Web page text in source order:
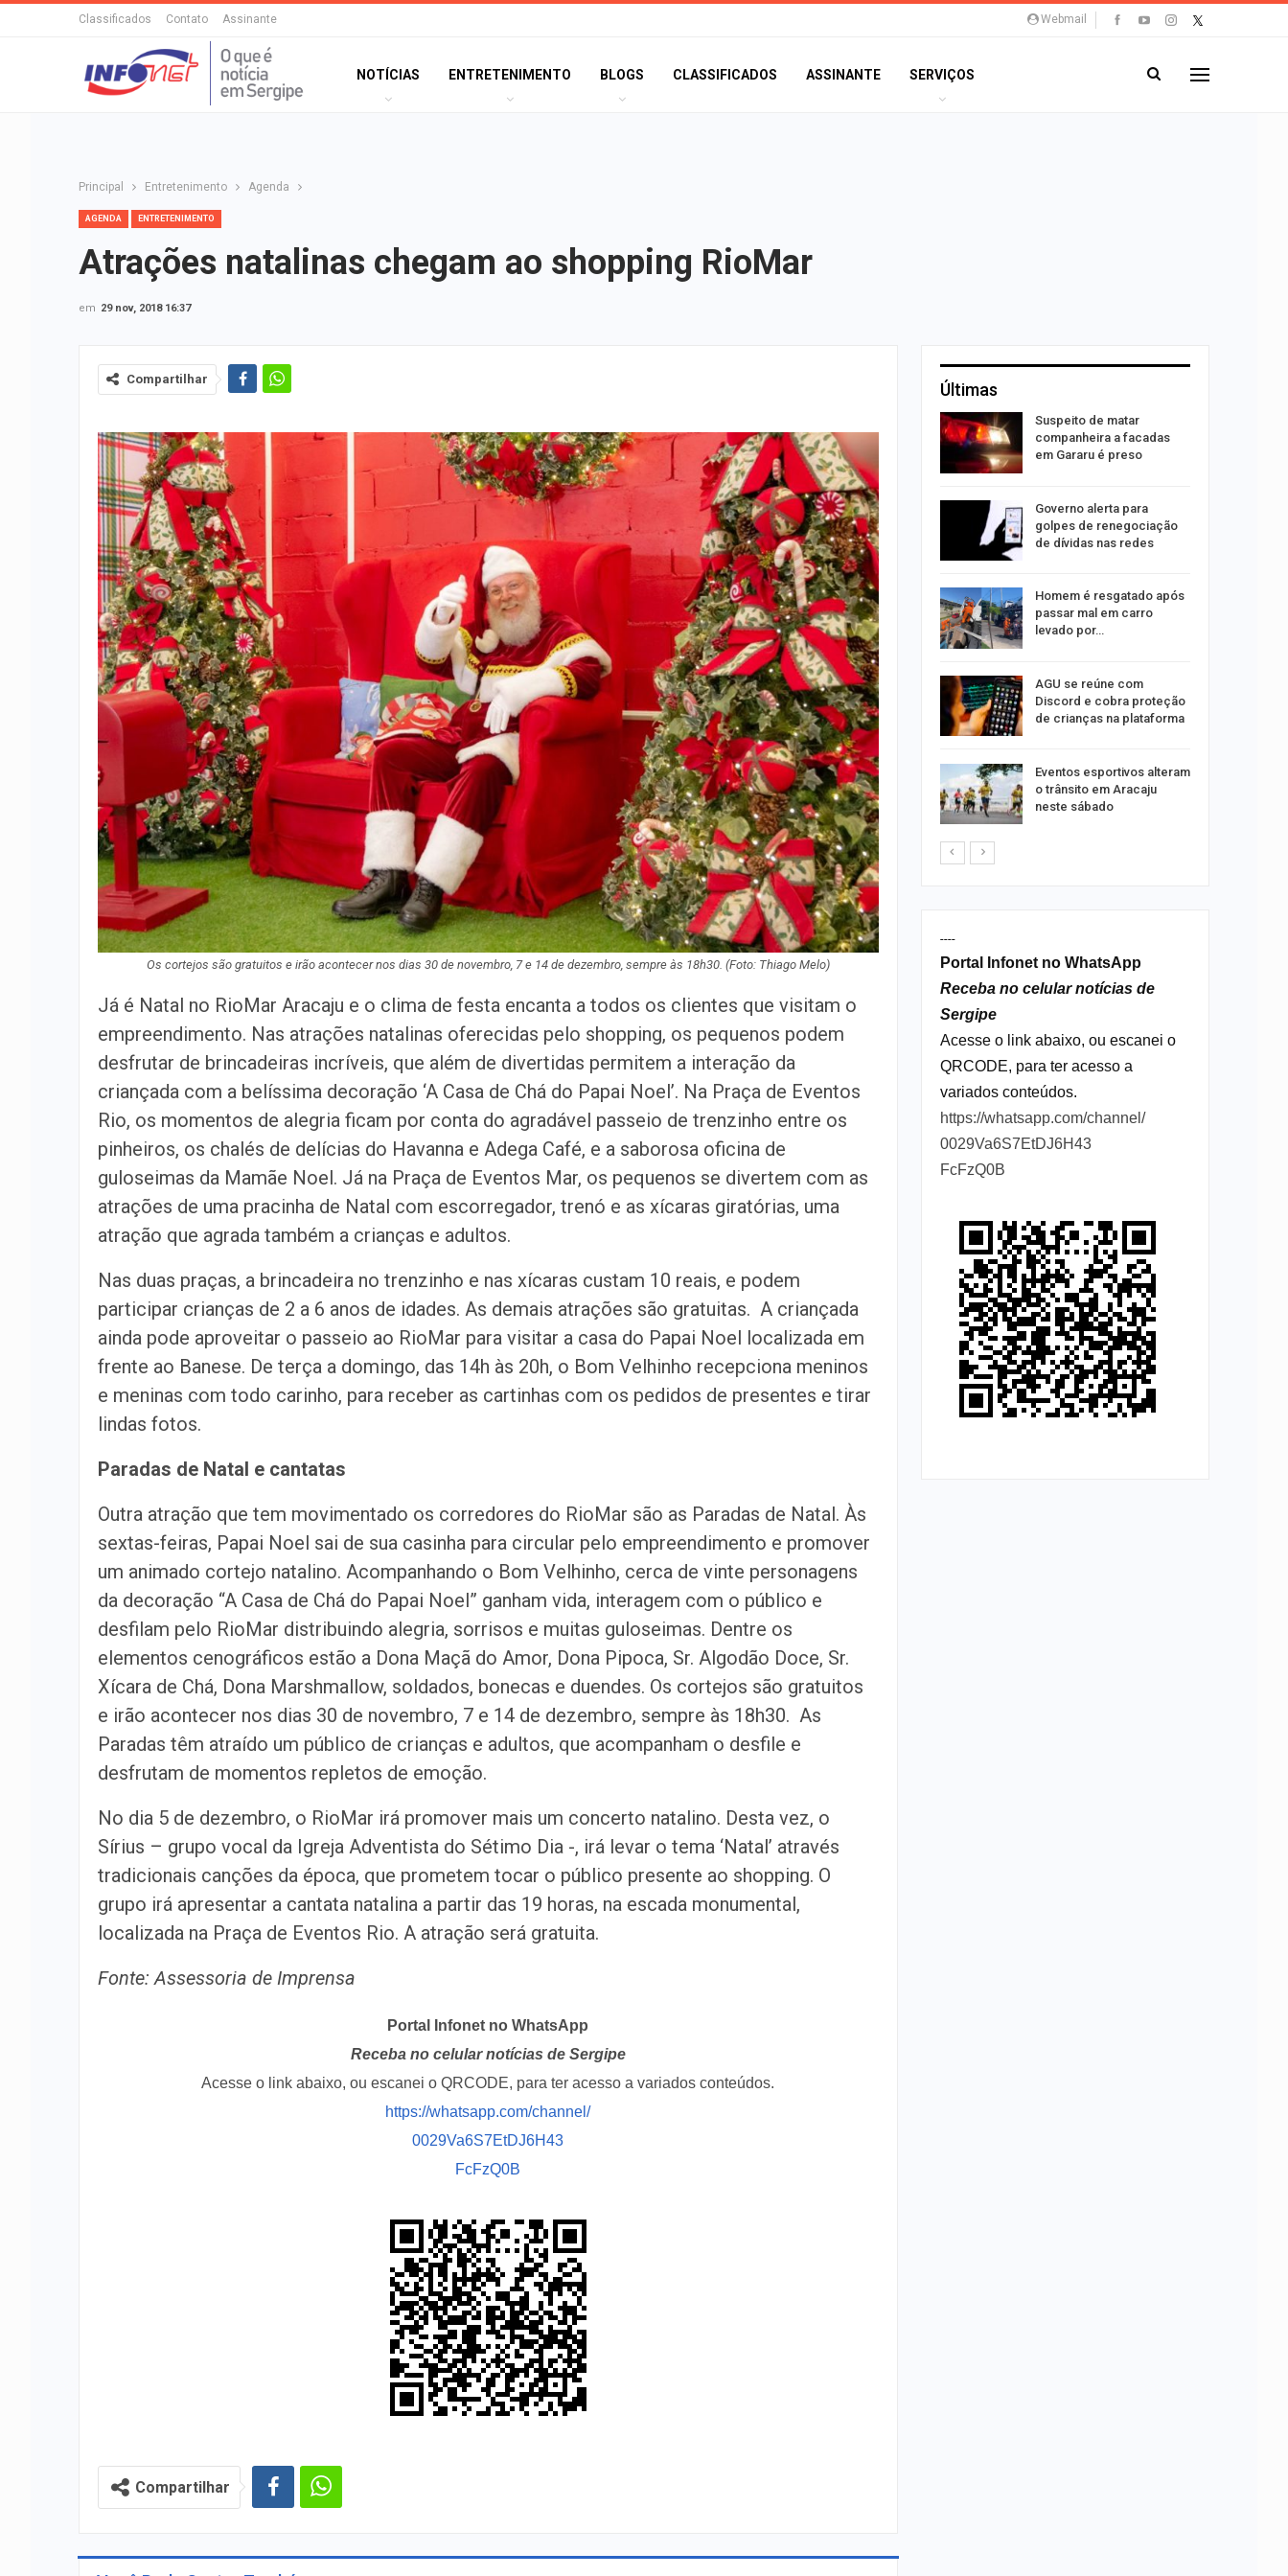
Webmail
Classificados Contato Assinante
NOTÍCIAS ENTRETENIMENTO BLOGS CLASSIFICADOS ASSINANTE SERVIÇOS
Principal Entretenimento Agenda
AGENDA ENTRETENIMENTO
Atrações natalinas chegam ao shopping RioMar
em 29 nov, 2018 16:37
Compartilhar
Os cortejos são gratuitos e irão acontecer nos dias 30 de novembro, 7 e 14 de dezembro, sempre às 18h30. (Foto: Thiago Melo)
Já é Natal no RioMar Aracaju e o clima de festa encanta a todos os clientes que visitam o
empreendimento. Nas atrações natalinas oferecidas pelo shopping, os pequenos podem
desfrutar de brincadeiras incríveis, que além de divertidas permitem a interação da
criançada com a belíssima decoração ‘A Casa de Chá do Papai Noel’. Na Praça de Eventos
Rio, os momentos de alegria ficam por conta do agradável passeio de trenzinho entre os
pinheiros, os chalés de delícias do Havanna e Adega Café, e a saborosa oficina de
guloseimas da Mamãe Noel. Já na Praça de Eventos Mar, os pequenos se divertem com as
atrações de uma pracinha de Natal com escorregador, trenó e as xícaras giratórias, uma
atração que agrada também a crianças e adultos.
Nas duas praças, a brincadeira no trenzinho e nas xícaras custam 10 reais, e podem
participar crianças de 2 a 6 anos de idades. As demais atrações são gratuitas. A criançada
ainda pode aproveitar o passeio ao RioMar para visitar a casa do Papai Noel localizada em
frente ao Banese. De terça a domingo, das 14h às 20h, o Bom Velhinho recepciona meninos
e meninas com todo carinho, para receber as cartinhas com os pedidos de presentes e tirar
lindas fotos.
Paradas de Natal e cantatas
Outra atração que tem movimentado os corredores do RioMar são as Paradas de Natal. Às
sextas-feiras, Papai Noel sai de sua casinha para circular pelo empreendimento e promover
um animado cortejo natalino. Acompanhando o Bom Velhinho, cerca de vinte personagens
da decoração “A Casa de Chá do Papai Noel” ganham vida, interagem com o público e
desfilam pelo RioMar distribuindo alegria, sorrisos e muitas guloseimas. Dentre os
elementos cenográficos estão a Dona Maçã do Amor, Dona Pipoca, Sr. Algodão Doce, Sr.
Xícara de Chá, Dona Marshmallow, soldados, bonecas e duendes. Os cortejos são gratuitos
e irão acontecer nos dias 30 de novembro, 7 e 14 de dezembro, sempre às 18h30. As
Paradas têm atraído um público de crianças e adultos, que acompanham o desfile e
desfrutam de momentos repletos de emoção.
No dia 5 de dezembro, o RioMar irá promover mais um concerto natalino. Desta vez, o
Sírius – grupo vocal da Igreja Adventista do Sétimo Dia -, irá levar o tema ‘Natal’ através
tradicionais canções da época, que prometem tocar o público presente ao shopping. O
grupo irá apresentar a cantata natalina a partir das 19 horas, na escada monumental,
localizada na Praça de Eventos Rio. A atração será gratuita.
Fonte: Assessoria de Imprensa
Portal Infonet no WhatsApp
Receba no celular notícias de Sergipe
Acesse o link abaixo, ou escanei o QRCODE, para ter acesso a variados conteúdos.
https://whatsapp.com/channel/
0029Va6S7EtDJ6H43
FcFzQ0B
Compartilhar
Últimas
monitorar desinformação
e IA nas eleições
Homem fica preso às
ferragens após colisão
entre carro e ônibus em…
Aracaju recebe
espetáculo da Patrulha
Canina no próximo dia 15
de…
Previsão do tempo indica
céu claro com algumas
nuvens neste fim de…
Insaciável
Suspeito de matar
companheira a facadas
em Gararu é preso
Governo alerta para
golpes de renegociação
de dívidas nas redes
Homem é resgatado após
passar mal em carro
levado por…
AGU se reúne com
Discord e cobra proteção
de crianças na plataforma
Eventos esportivos alteram
o trânsito em Aracaju
neste sábado
----
Portal Infonet no WhatsApp
Receba no celular notícias de
Sergipe
Acesse o link abaixo, ou escanei o
QRCODE, para ter acesso a
variados conteúdos.
https://whatsapp.com/channel/
0029Va6S7EtDJ6H43
FcFzQ0B